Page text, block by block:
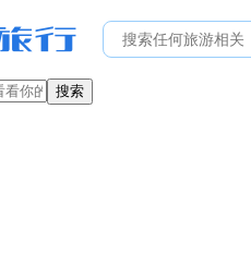
搜索